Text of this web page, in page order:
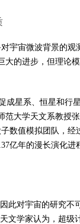
宇宙微波背景的
的进步，但理论
成星系、恒星和行
大学天文系教授
数值模拟团队，经
亿年的漫长演化
此对宇宙的研究不
文学家认为，超